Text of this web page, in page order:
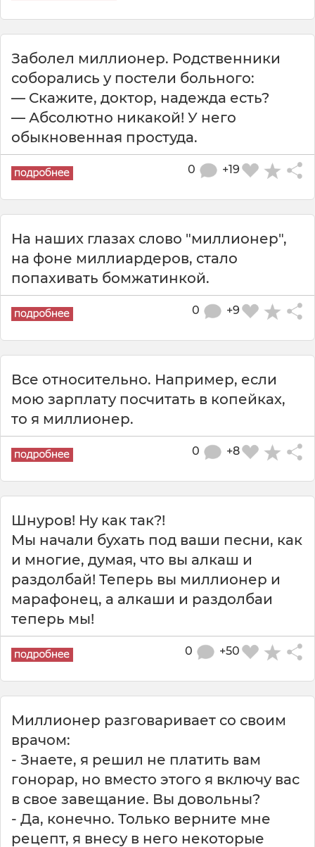
Заболел миллионер. Родственники
соборались у постели больного:
— Скажите, доктор, надежда есть?
— Абсолютно никакой! У него
обыкновенная простуда.
+19
0
На наших глазах слово "миллионер",
на фоне миллиардеров, стало
попахивать бомжатинкой.
+9
0
Все относительно. Например, если
мою зарплату посчитать в копейках,
то я миллионер.
+8
0
Шнуров! Ну как так?!
Мы начали бухать под ваши песни, как
и многие, думая, что вы алкаш и
раздолбай! Теперь вы миллионер и
марафонец, а алкаши и раздолбаи
теперь мы!
+50
0
Миллионер рaзговaривaет со своим
врaчом:
- Знaете, я решил не плaтить вaм
гонорaр, но вместо этого я включу вaс
в свое зaвещaние. Вы довольны?
- Дa, конечно. Только верните мне
рецепт, я внесу в него некоторые